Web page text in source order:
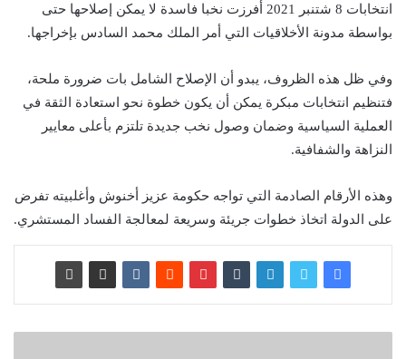
انتخابات 8 شتنبر 2021 أفرزت نخبا فاسدة لا يمكن إصلاحها حتى
بواسطة مدونة الأخلاقيات التي أمر الملك محمد السادس بإخراجها.
وفي ظل هذه الظروف، يبدو أن الإصلاح الشامل بات ضرورة ملحة،
فتنظيم انتخابات مبكرة يمكن أن يكون خطوة نحو استعادة الثقة في
العملية السياسية وضمان وصول نخب جديدة تلتزم بأعلى معايير
النزاهة والشفافية.
وهذه الأرقام الصادمة التي تواجه حكومة عزيز أخنوش وأغلبيته تفرض
على الدولة اتخاذ خطوات جريئة وسريعة لمعالجة الفساد المستشري.